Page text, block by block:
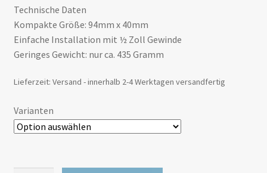
Technische Daten
Kompakte Größe: 94mm x 40mm
Einfache Installation mit ½ Zoll Gewinde
Geringes Gewicht: nur ca. 435 Gramm
Lieferzeit: Versand - innerhalb 2-4 Werktagen versandfertig
Varianten